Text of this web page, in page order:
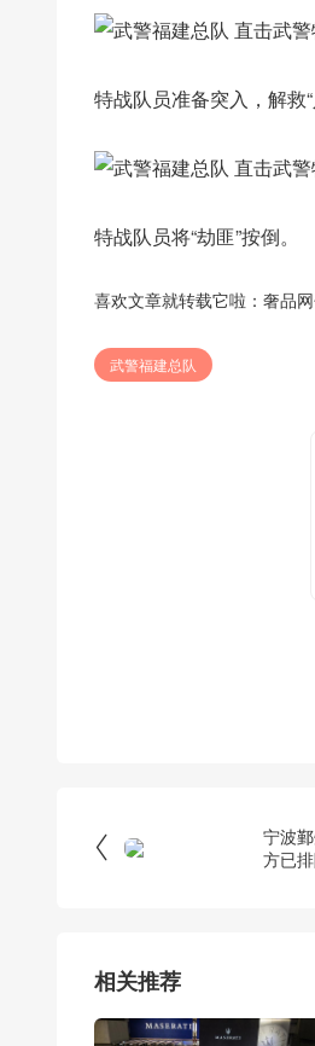
特战队员准备突入，解救“
特战队员将“劫匪”按倒。
喜欢文章就转载它啦： 奢品
武警福建总队

宁波
方已
相关推荐